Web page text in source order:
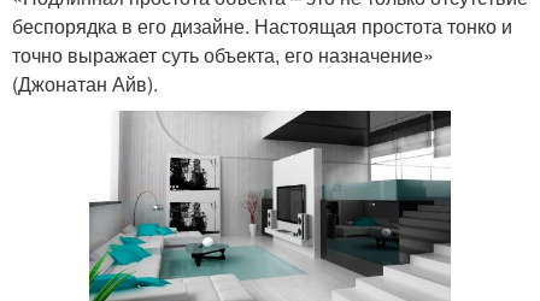
беспорядка в его дизайне. Настоящая простота тонко и
точно выражает суть объекта, его назначение»
(Джонатан Айв).